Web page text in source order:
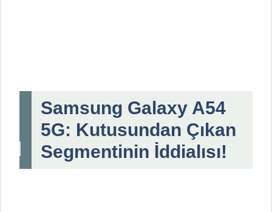
Samsung Galaxy A54
5G: Kutusundan Çıkan
Segmentinin İddialısı!